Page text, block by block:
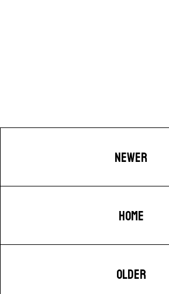
NEWER
HOME
OLDER